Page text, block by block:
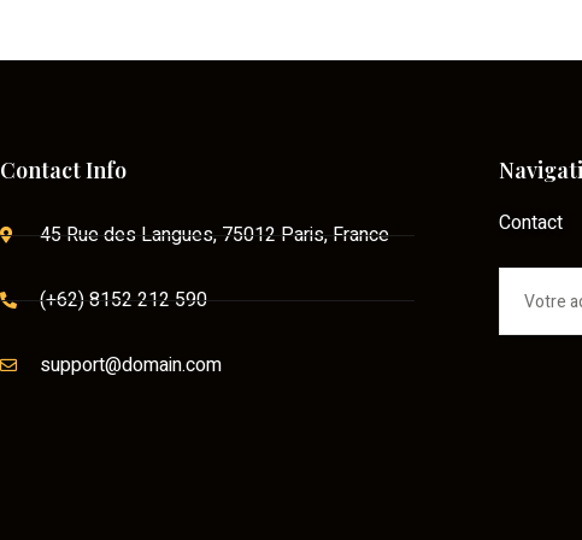
Contact Info
45 Rue des Langues, 75012 Paris, France
(+62) 8152 212 590
support@domain.com
Contact